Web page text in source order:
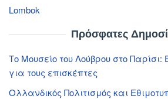
Lombok
Πρόσφατες
Το Μουσείο του Λούβρου στο
για τους επισκέπτες
Ολλανδικός Πολιτισμός και